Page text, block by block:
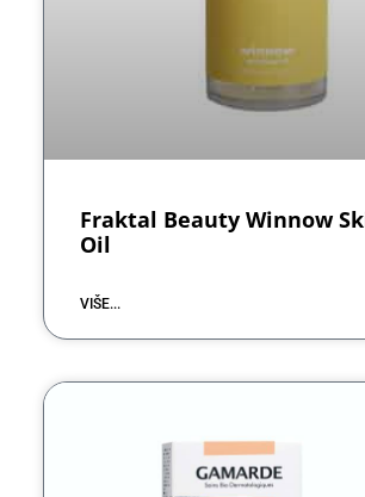
Fraktal Beauty Winnow
Oil
VIŠE...